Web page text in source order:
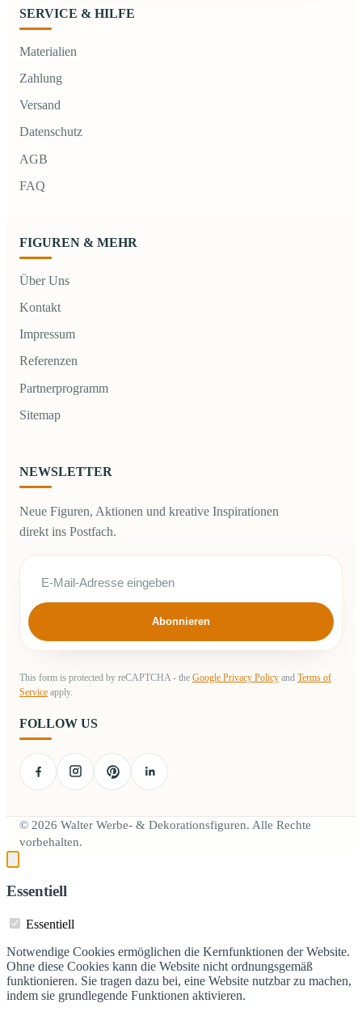
SERVICE & HILFE
Materialien
Zahlung
Versand
Datenschutz
AGB
FAQ
FIGUREN & MEHR
Über Uns
Kontakt
Impressum
Referenzen
Partnerprogramm
Sitemap
NEWSLETTER
Neue Figuren, Aktionen und kreative Inspirationen
direkt ins Postfach.
Abonnieren
This form is protected by reCAPTCHA - the Google Privacy Policy and Terms of
Service apply.
FOLLOW US
© 2026 Walter Werbe- & Dekorationsfiguren. Alle Rechte
vorbehalten.
Essentiell
Essentiell
Notwendige Cookies ermöglichen die Kernfunktionen der Website.
Ohne diese Cookies kann die Website nicht ordnungsgemäß
funktionieren. Sie tragen dazu bei, eine Website nutzbar zu machen,
indem sie grundlegende Funktionen aktivieren.